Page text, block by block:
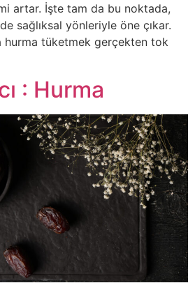
artar. İşte tam da bu noktada,
sağlıksal yönleriyle öne çıkar.
hurma tüketmek gerçekten tok
: Hurma